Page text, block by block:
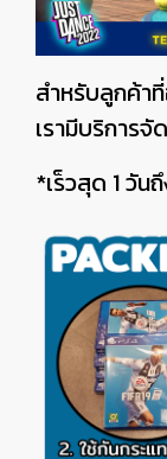
สำหรับลูกค้า
เรามีบริการ
*เร็วสุด 1 วัน